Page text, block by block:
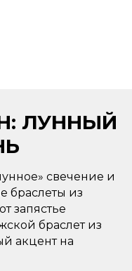
ЛУННЫЙ
свечение и
браслеты из
запястье
браслет из
акцент на